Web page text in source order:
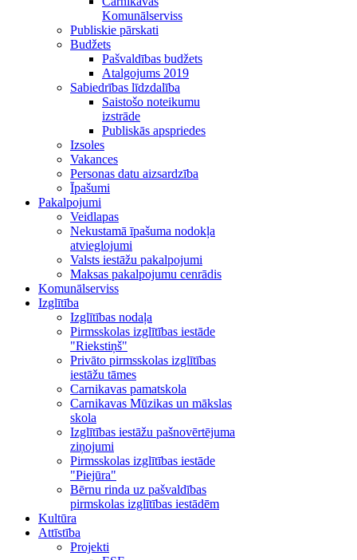
Komunālserviss
Publiskie pārskati
Budžets
Pašvaldības budžets
Atalgojums 2019
Sabiedrības līdzdalība
Saistošo noteikumu
izstrāde
Publiskās apspriedes
Izsoles
Vakances
Personas datu aizsardzība
Īpašumi
Pakalpojumi
Veidlapas
Nekustamā īpašuma nodokļa
atvieglojumi
Valsts iestāžu pakalpojumi
Maksas pakalpojumu cenrādis
Komunālserviss
Izglītība
Izglītības nodaļa
Pirmsskolas izglītības iestāde
"Riekstiņš"
Privāto pirmsskolas izglītības
iestāžu tāmes
Carnikavas pamatskola
Carnikavas Mūzikas un mākslas
skola
Izglītības iestāžu pašnovērtējuma
ziņojumi
Pirmsskolas izglītības iestāde
"Piejūra"
Bērnu rinda uz pašvaldības
pirmskolas izglītības iestādēm
Kultūra
Attīstība
Projekti